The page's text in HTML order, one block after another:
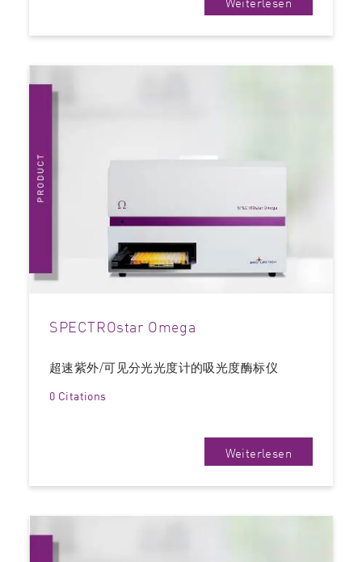
SPECTROstar Omega
超速紫外/可见分光光度计的吸光度酶标仪
0 Citations
Weiterlesen